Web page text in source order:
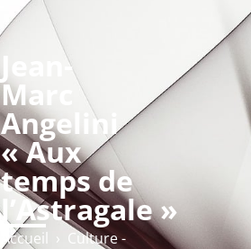
Jean-
Marc
Angelini
« Aux
temps de
l’Astragale »
Accueil › Culture -